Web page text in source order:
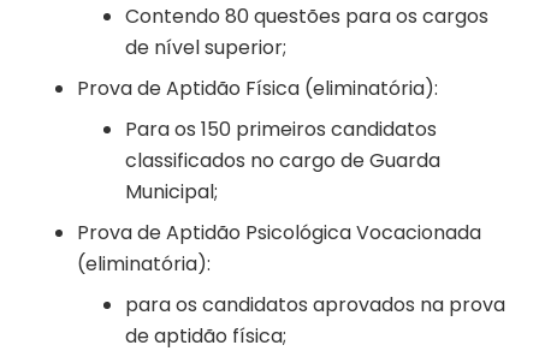
Contendo 80 questões para os cargos
de nível superior;
Prova de Aptidão Física (eliminatória):
Para os 150 primeiros candidatos
classificados no cargo de Guarda
Municipal;
Prova de Aptidão Psicológica Vocacionada
(eliminatória):
para os candidatos aprovados na prova
de aptidão física;